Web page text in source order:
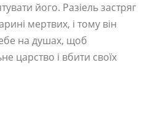
його. Разіель застряг
мертвих, і тому він
на душах, щоб
царство і вбити своїх